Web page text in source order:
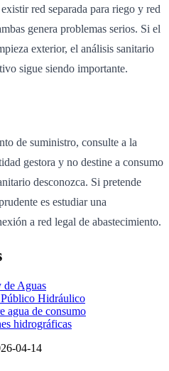
red separada para riego y red
genera problemas serios. Si el
exterior, el análisis sanitario
sigue siendo importante.
de suministro, consulte a la
gestora y no destine a consumo
desconozca. Si pretende
es estudiar una
a red legal de abastecimiento.
de Aguas
Hidráulico
agua de consumo
hidrográficas
04-14